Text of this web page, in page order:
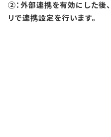
②：外部連携を有効にした後
リで連携設定を行います。